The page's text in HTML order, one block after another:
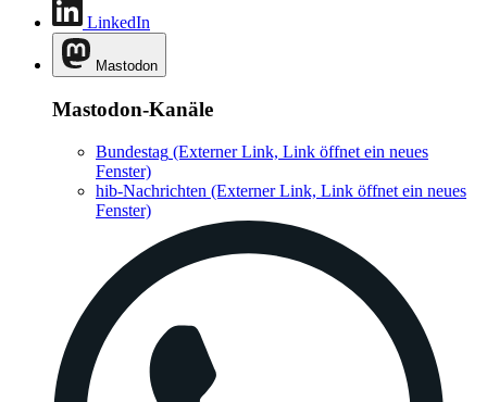
LinkedIn
Mastodon
Mastodon-Kanäle
Bundestag (Externer Link, Link öffnet ein neues
Fenster)
hib-Nachrichten (Externer Link, Link öffnet ein neues
Fenster)